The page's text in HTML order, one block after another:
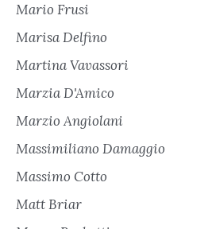
Mario Frusi
Marisa Delfino
Martina Vavassori
Marzia D'Amico
Marzio Angiolani
Massimiliano Damaggio
Massimo Cotto
Matt Briar